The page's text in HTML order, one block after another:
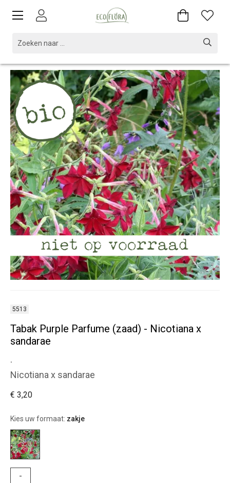
5513
Tabak Purple Parfume (zaad) - Nicotiana x
sandarae
.
Nicotiana x sandarae
€ 3,20
Kies uw formaat: zakje
-